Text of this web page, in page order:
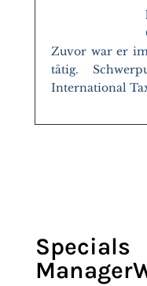
Zuvor war er
tätig.
International
Specials